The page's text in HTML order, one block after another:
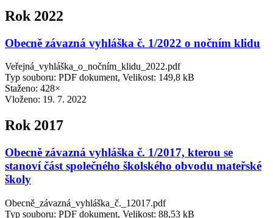
Rok 2022
Obecně závazná vyhláška č. 1/2022 o nočním klidu
Veřejná_vyhláška_o_nočním_klidu_2022.pdf
Typ souboru: PDF dokument, Velikost: 149,8 kB
Staženo: 428×
Vloženo: 19. 7. 2022
Rok 2017
Obecně závazná vyhláška č. 1/2017, kterou se
stanoví část společného školského obvodu mateřské
školy
Obecně_závazná_vyhláška_č._12017.pdf
Typ souboru: PDF dokument, Velikost: 88,53 kB